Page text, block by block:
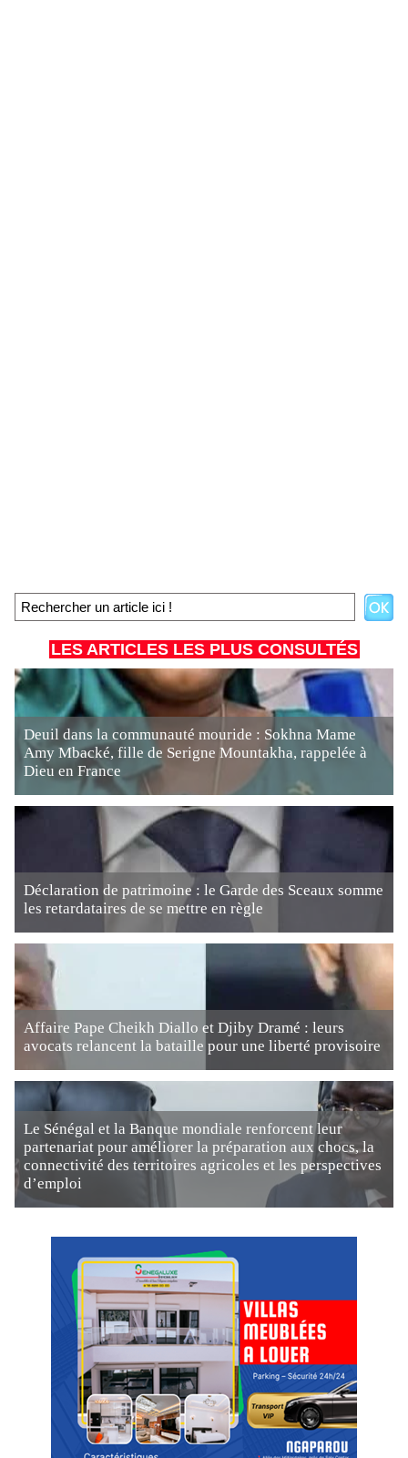
LES ARTICLES LES PLUS CONSULTÉS
Deuil dans la communauté mouride : Sokhna Mame
Amy Mbacké, fille de Serigne Mountakha, rappelée à
Dieu en France
Déclaration de patrimoine : le Garde des Sceaux somme
les retardataires de se mettre en règle
Affaire Pape Cheikh Diallo et Djiby Dramé : leurs
avocats relancent la bataille pour une liberté provisoire
Le Sénégal et la Banque mondiale renforcent leur
partenariat pour améliorer la préparation aux chocs, la
connectivité des territoires agricoles et les perspectives
d’emploi